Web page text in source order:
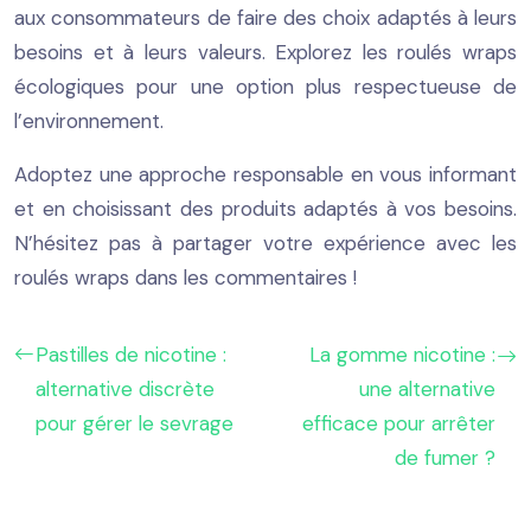
aux consommateurs de faire des choix adaptés à leurs
besoins et à leurs valeurs. Explorez les roulés wraps
écologiques pour une option plus respectueuse de
l’environnement.
Adoptez une approche responsable en vous informant
et en choisissant des produits adaptés à vos besoins.
N’hésitez pas à partager votre expérience avec les
roulés wraps dans les commentaires !
Pastilles de nicotine :
alternative discrète
pour gérer le sevrage
La gomme nicotine :
une alternative
efficace pour arrêter
de fumer ?